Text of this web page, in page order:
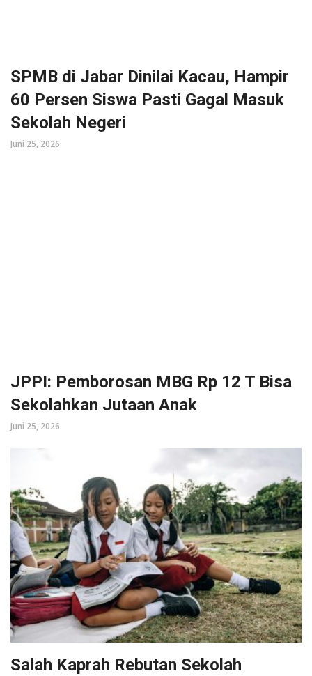
SPMB di Jabar Dinilai Kacau, Hampir
60 Persen Siswa Pasti Gagal Masuk
Sekolah Negeri
Juni 25, 2026
JPPI: Pemborosan MBG Rp 12 T Bisa
Sekolahkan Jutaan Anak
Juni 25, 2026
Salah Kaprah Rebutan Sekolah